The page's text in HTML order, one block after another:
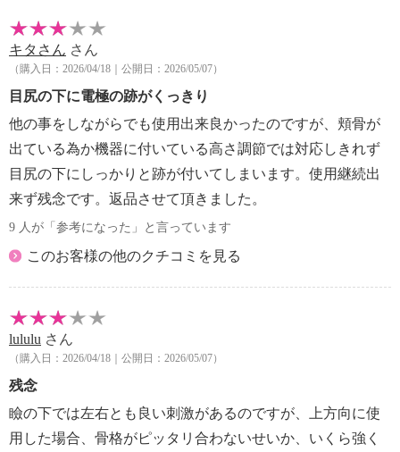
・本品を使用中に、他の方が触れないようにする
・浴室など湿度の高い所では使用しない
・使用中または使用後に痛みや不快感を感じたり、肌
荒れ、発疹、赤み、かゆみ、やけど、炎症などの異常
が
あらわれたりしたときは使用を中止し、医師に相談
する
・本品を使用する時は、金属製など通電するアクセサ
リー類を外す
・次の人は、使用する前に医師に相談する
・悪性腫瘍のある人
・血圧異常、顔面神経痛の人
・使用は１ヶ所１日１回までとしてください
・本体を広げすぎると折れるため、広げすぎないよう
注意する
・取扱説明書（保証書付）
・ご使用前に必ずお読みください
キタさん さん
（購入日：2026/04/18｜公開日：2026/05/07）
目尻の下に電極の跡がくっきり
他の事をしながらでも使用出来良かったのですが、頬骨が
出ている為か機器に付いている高さ調節では対応しきれず
目尻の下にしっかりと跡が付いてしまいます。使用継続出
来ず残念です。返品させて頂きました。
9 人が「参考になった」と言っています
このお客様の他のクチコミを見る
lululu さん
（購入日：2026/04/18｜公開日：2026/05/07）
残念
瞼の下では左右とも良い刺激があるのですが、上方向に使
用した場合、骨格がピッタリ合わないせいか、いくら強く